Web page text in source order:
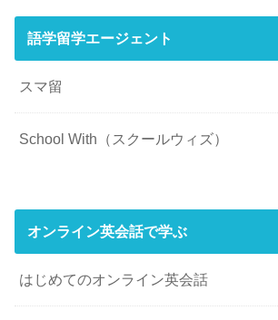
語学留学エージェント
スマ留
School With（スクールウィズ）
オンライン英会話で学ぶ
はじめてのオンライン英会話